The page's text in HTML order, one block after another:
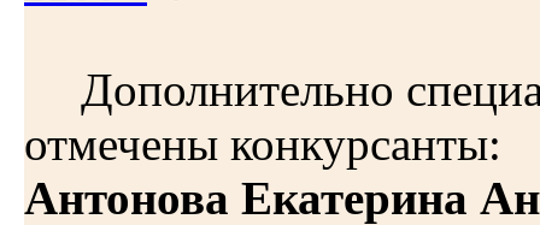
Дополнительно
отмечены конкурсанты:
Антонова Екатерина